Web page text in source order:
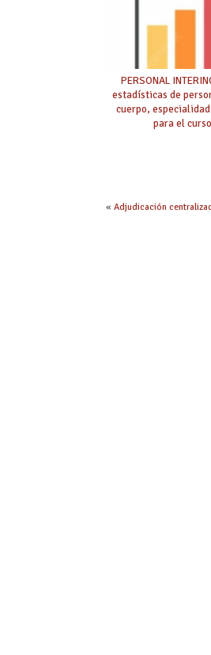
PERSONAL
estadísticas de
cuerpo,
para el
«Adjudicación